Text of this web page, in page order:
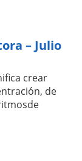
– Julio
crear
de